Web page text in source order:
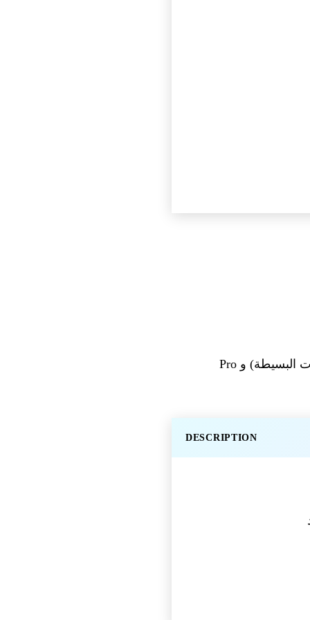
— أصبحت Gemini CLI أكثر ذكاءً مع التوجيه التلقائي بين Flash (الاستعلامات البسيطة) و Pro
DESCRIPTION